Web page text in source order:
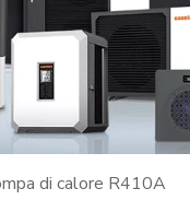
di calore R410A